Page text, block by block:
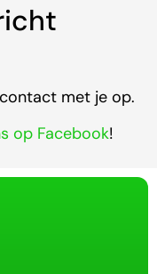
met je op.
op Facebook!